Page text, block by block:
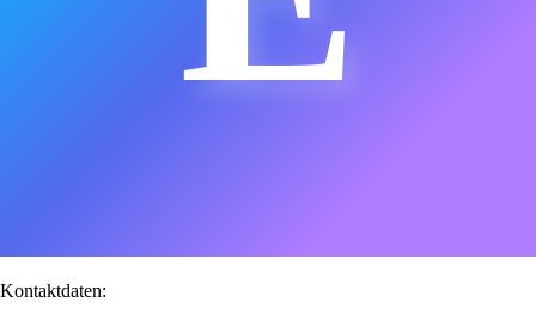
Kontaktdaten: